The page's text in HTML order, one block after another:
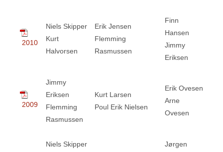
2010
Niels Skipper
Kurt
Halvorsen
Erik Jensen
Flemming
Rasmussen
Finn
Hansen
Jimmy
Eriksen
2009
Jimmy
Eriksen
Flemming
Rasmussen
Kurt Larsen
Poul Erik Nielsen
Erik Ovesen
Arne
Ovesen
Niels Skipper
Jørgen